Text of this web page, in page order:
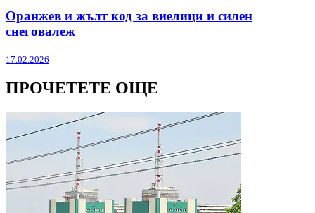
Оранжев и жълт код за виелици и силен
снеговалеж
17.02.2026
ПРОЧЕТЕТЕ ОЩЕ